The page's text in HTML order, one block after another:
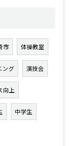
市 体操教室
ング 演技会
向上
中学生